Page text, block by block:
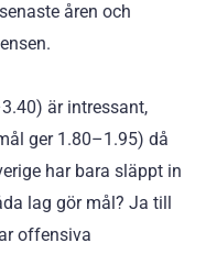
åren och
är intressant,
ger 1.80–1.95) då
har bara släppt in
lag gör mål? Ja till
offensiva